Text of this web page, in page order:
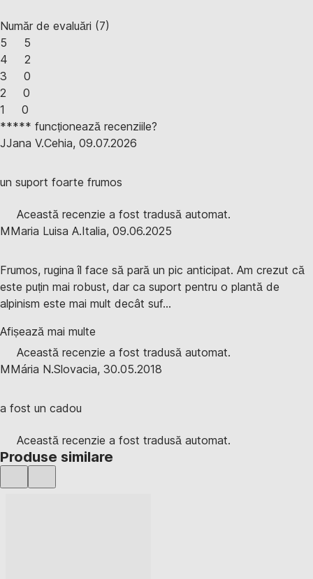
Număr de evaluări (7)
5
5
4
2
3
0
2
0
1
0
***** funcționează recenziile?
JJana V.Cehia, 09.07.2026
un suport foarte frumos
Această recenzie a fost tradusă automat.
MMaria Luisa A.Italia, 09.06.2025
Frumos, rugina îl face să pară un pic anticipat. Am crezut că
este puțin mai robust, dar ca suport pentru o plantă de
alpinism este mai mult decât suf...
Afișează mai multe
Această recenzie a fost tradusă automat.
MMária N.Slovacia, 30.05.2018
a fost un cadou
Această recenzie a fost tradusă automat.
Produse similare